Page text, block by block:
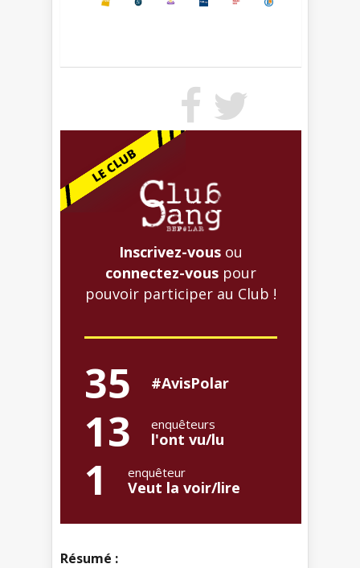
Inscrivez-vous ou
connectez-vous pour
pouvoir participer au Club !
35 #AvisPolar
13 enquêteurs
l'ont vu/lu
1 enquêteur
Veut la voir/lire
Résumé :